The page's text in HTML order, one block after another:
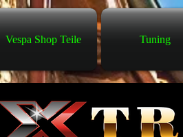
Vespa Shop Teile Tuning